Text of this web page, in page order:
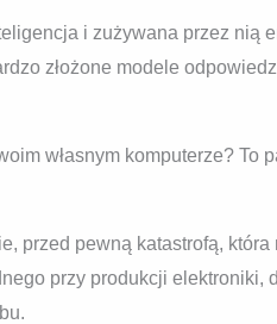
i zużywana przez nią
złożone modele
własnym komputerze? To
przed pewną katastrofą, która
przy produkcji elektroniki,